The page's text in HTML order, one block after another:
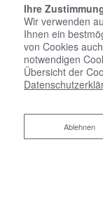
Ihre
Wir verwenden
Ihnen ein
von Cookies
notwendigen
Übersicht der
Ablehnen
Ablehnen